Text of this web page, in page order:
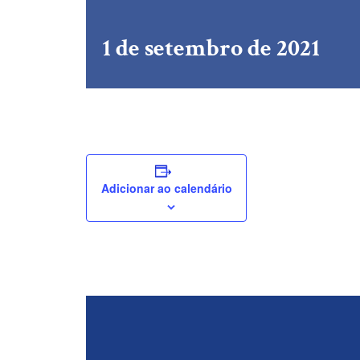
1 de setembro de 2021
Adicionar ao calendário